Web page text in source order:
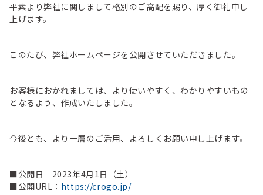
平素より弊社に関しまして格別のご高配を賜り、厚く御礼申し
上げます。
このたび、弊社ホームページを公開させていただきました。
お客様におかれましては、より使いやすく、わかりやすいもの
となるよう、作成いたしました。
今後とも、より一層のご活用、よろしくお願い申し上げます。
■公開日 2023年4月1日（土）
■公開URL： https://crogo.jp/